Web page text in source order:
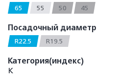
65 55 50 45
Посадочный диаметр
R22.5 R19.5
Категория(индекс)
К